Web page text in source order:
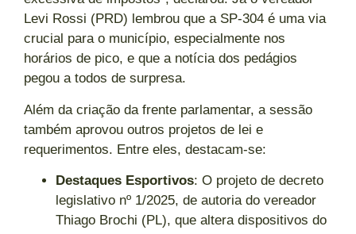
Levi Rossi (PRD) lembrou que a SP-304 é uma via
crucial para o município, especialmente nos
horários de pico, e que a notícia dos pedágios
pegou a todos de surpresa.
Além da criação da frente parlamentar, a sessão
também aprovou outros projetos de lei e
requerimentos. Entre eles, destacam-se:
Destaques Esportivos: O projeto de decreto
legislativo nº 1/2025, de autoria do vereador
Thiago Brochi (PL), que altera dispositivos do